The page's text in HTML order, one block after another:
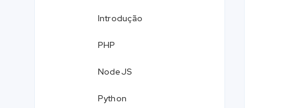
Introdução
PHP
NodeJS
Python